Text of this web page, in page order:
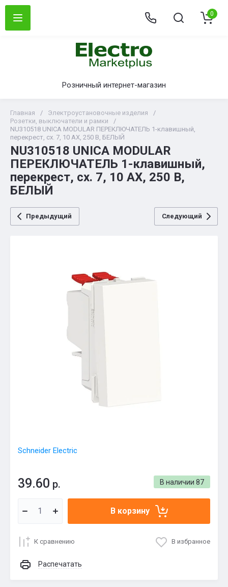
Розничный интернет-магазин
0
Главная / Электроустановочные изделия
/
Розетки, выключатели и рамки
/
NU310518 UNICA MODULAR ПЕРЕКЛЮЧАТЕЛЬ 1-клавишный,
перекрест, сх. 7, 10 AX, 250 В, БЕЛЫЙ
NU310518 UNICA MODULAR
ПЕРЕКЛЮЧАТЕЛЬ 1-клавишный,
перекрест, сх. 7, 10 AX, 250 В,
БЕЛЫЙ
Предыдущий Следующий
Schneider Electric
В наличии 87
39.60 р.
В корзину
К сравнению В избранное
Распечатать